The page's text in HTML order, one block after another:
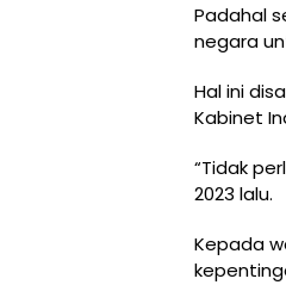
Padahal
negara
Hal ini
Kabinet
“Tidak
2023 lalu.
Kepada